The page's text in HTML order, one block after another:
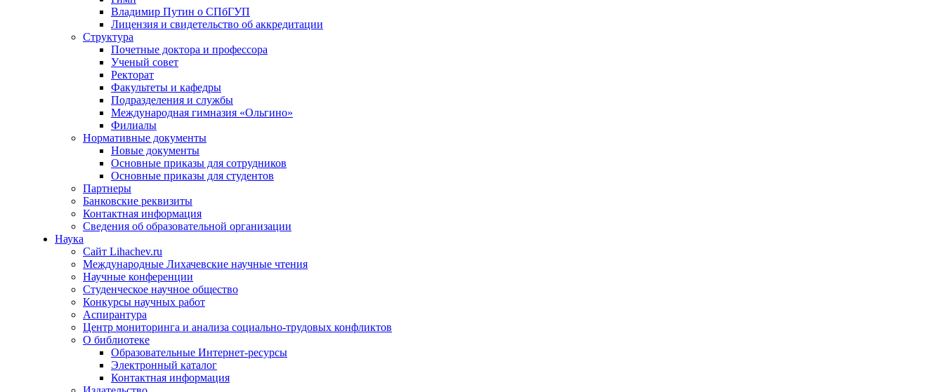
Владимир Путин о СПбГУП
Лицензия и свидетельство об аккредитации
Структура
Почетные доктора и профессора
Ученый совет
Ректорат
Факультеты и кафедры
Подразделения и службы
Международная гимназия «Ольгино»
Филиалы
Нормативные документы
Новые документы
Основные приказы для сотрудников
Основные приказы для студентов
Партнеры
Банковские реквизиты
Контактная информация
Сведения об образовательной организации
Наука
Сайт Lihachev.ru
Международные Лихачевские научные чтения
Научные конференции
Студенческое научное общество
Конкурсы научных работ
Аспирантура
Центр мониторинга и анализа социально-трудовых конфликтов
О библиотеке
Образовательные Интернет-ресурсы
Электронный каталог
Контактная информация